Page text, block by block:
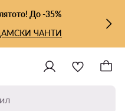
До -35%
ЧАНТИ